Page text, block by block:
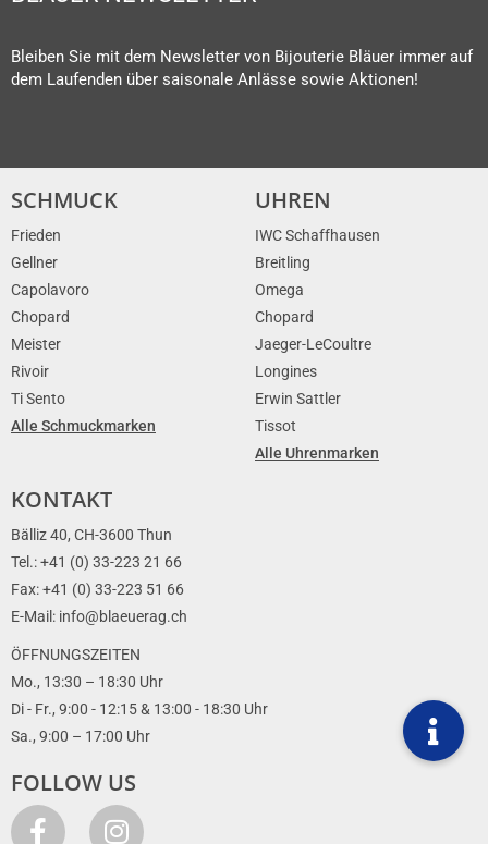
Bleiben Sie mit dem Newsletter von Bijouterie Bläuer immer auf
dem Laufenden über saisonale Anlässe sowie Aktionen!
SCHMUCK
Frieden
Gellner
Capolavoro
Chopard
Meister
Rivoir
Ti Sento
Alle Schmuckmarken
UHREN
IWC Schaffhausen
Breitling
Omega
Chopard
Jaeger-LeCoultre
Longines
Erwin Sattler
Tissot
Alle Uhrenmarken
KONTAKT
Bälliz 40, CH-3600 Thun
Tel.: +41 (0) 33-223 21 66
Fax: +41 (0) 33-223 51 66
E-Mail: info@blaeuerag.ch
ÖFFNUNGSZEITEN
Mo., 13:30 – 18:30 Uhr
Di - Fr., 9:00 - 12:15 & 13:00 - 18:30 Uhr
Sa., 9:00 – 17:00 Uhr
FOLLOW US